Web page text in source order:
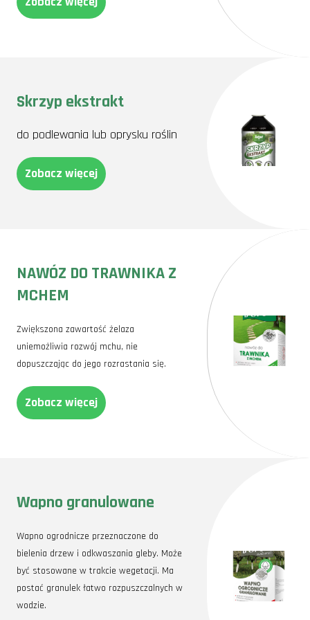
Skrzyp ekstrakt
do podlewania lub oprysku roślin
Zobacz więcej
NAWÓZ DO TRAWNIKA Z
MCHEM
Zwiększona zawartość żelaza
uniemożliwia rozwój mchu, nie
dopuszczając do jego rozrastania się.
Zobacz więcej
Wapno granulowane
Wapno ogrodnicze przeznaczone do
bielenia drzew i odkwaszania gleby. Może
być stosowane w trakcie wegetacji. Ma
postać granulek łatwo rozpuszczalnych w
wodzie.